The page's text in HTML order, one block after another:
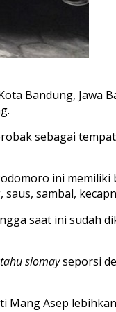
Bandung, Jawa
sebagai
ini memiliki
sambal,
saat ini sudah
siomayseporsi
Mang Asep